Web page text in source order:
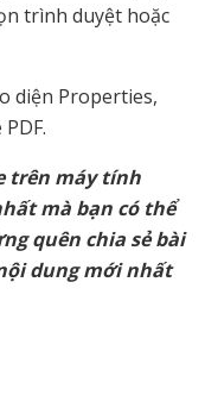
trình duyệt hoặc
diện Properties,
trên máy tính
mà bạn có thể
quên chia sẻ bài
dung mới nhất